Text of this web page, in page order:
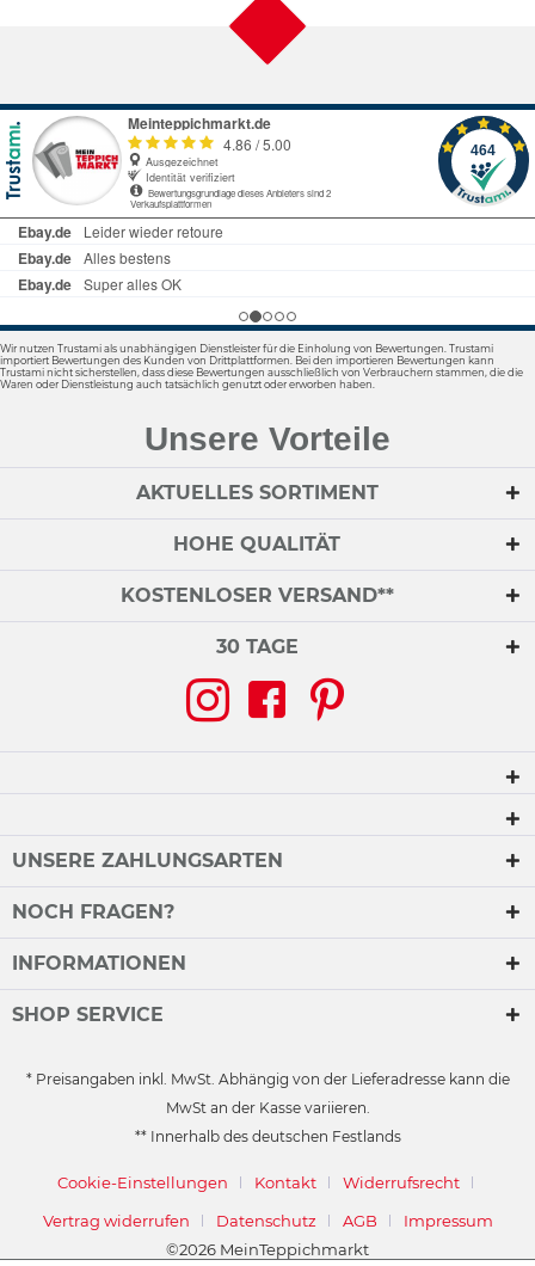
Wir nutzen Trustami als unabhängigen Dienstleister für die Einholung von Bewertungen. Trustami
importiert Bewertungen des Kunden von Drittplattformen. Bei den importieren Bewertungen kann
Trustami nicht sicherstellen, dass diese Bewertungen ausschließlich von Verbrauchern stammen, die die
Waren oder Dienstleistung auch tatsächlich genutzt oder erworben haben.
Unsere Vorteile
AKTUELLES SORTIMENT
HOHE QUALITÄT
KOSTENLOSER VERSAND**
30 TAGE
UNSERE ZAHLUNGSARTEN
NOCH FRAGEN?
INFORMATIONEN
SHOP SERVICE
* Preisangaben inkl. MwSt. Abhängig von der Lieferadresse kann die
MwSt an der Kasse variieren.
** Innerhalb des deutschen Festlands
Cookie-Einstellungen Kontakt
Widerrufsrecht
Vertrag widerrufen
Datenschutz AGB
Impressum
©2026 MeinTeppichmarkt